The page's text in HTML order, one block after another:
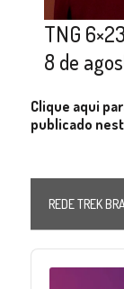
TNG
8 de
Clique aqui
publicado
REDE TREK
Audio
Player